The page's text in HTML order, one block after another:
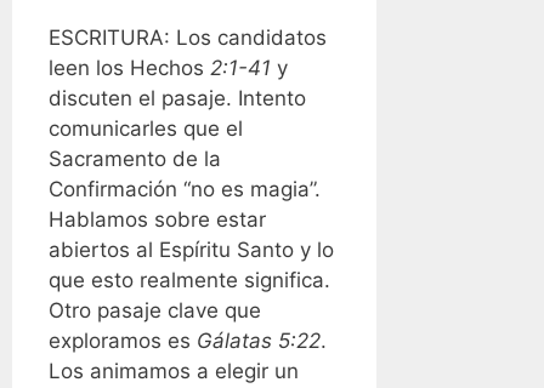
ESCRITURA: Los candidatos
leen los Hechos 2:1-41 y
discuten el pasaje. Intento
comunicarles que el
Sacramento de la
Confirmación “no es magia”.
Hablamos sobre estar
abiertos al Espíritu Santo y lo
que esto realmente significa.
Otro pasaje clave que
exploramos es Gálatas 5:22.
Los animamos a elegir un